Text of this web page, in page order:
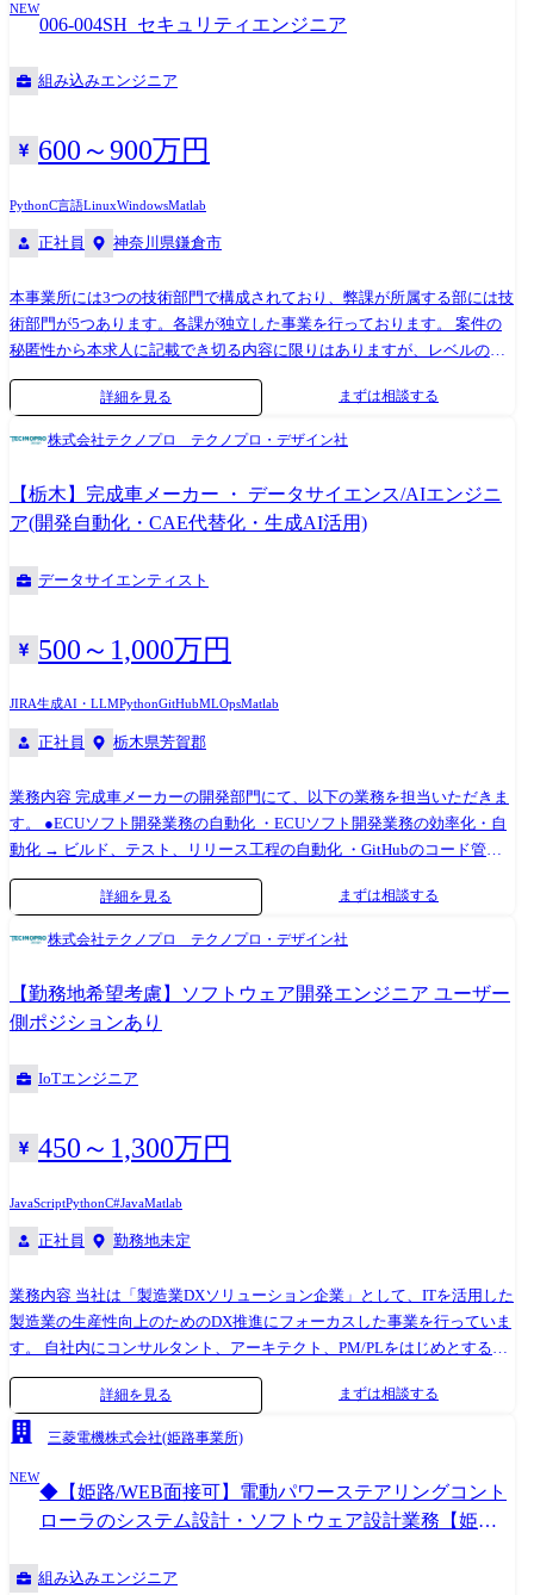
NEW
006-004SH_セキュリティエンジニア
組み込みエンジニア
600～900万円
PythonC言語LinuxWindowsMatlab
正社員 神奈川県鎌倉市
本事業所には3つの技術部門で構成されており、弊課が所属する部には技
術部門が5つあります。各課が独立した事業を行っております。 案件の
秘匿性から本求人に記載でき切る内容に限りはありますが、レベルの高
い案件に携わることができキャリアアップをされたい方には魅力的な案
件に携わるチャンスもございます。 <組織のビジョン・ミッション/活動
方針> 当組織は、主に製品セキュリティを担う部隊です。 昨今のセキュ
となっています。 <業務概要> 今回の募集は、ネットワークセキュリティ
に関するシステム開発業務です。[桜井1] [正加2] <業務詳細> ・ネットワ
ークセキュリティに関する開発案件で三菱電機が納品するサーバーやス
菱電機がメーカーとしてハードウェア側の設計メインであることに対
要件の実現を手がけます。 ・LinuxおよびWindowsをサーバーとし、
AndroidおよびiOSのモバイル端末から通信を行うシステムの構築を担当
Python、Java、C言語、Kotlin、Swiftの開発経験 環境:ソフトウェア開発
組織になります。組織の規模は社員25名、派遣社員が14名。本募集はそ
の中のネットワークシステム開発チームであり、社員8名、協力会社6名
のチームです。 【変更の範囲】会社の定める業務※ ※業務の都合によっ
ては会社外の職務に従事させるため出向又は転任を命じることがある。
詳細を見る まずは相談する
株式会社テクノプロ テクノプロ・デザイン社
【栃木】完成車メーカー ・ データサイエンス/AIエンジニ
ア(開発自動化・CAE代替化・生成AI活用)
データサイエンティスト
500～1,000万円
JIRA生成AI・LLMPythonGitHubMLOpsMatlab
正社員 栃木県芳賀郡
業務内容 完成車メーカーの開発部門にて、以下の業務を担当いただきま
す。 ●ECUソフト開発業務の自動化 ・ECUソフト開発業務の効率化・自
動化 → ビルド、テスト、リリース工程の自動化 ・GitHubのコード管理
の即時実行とClaude連携による解析効率化 → 差分解析、影響範囲推定、
レビュー支援 ・GitHub IssueのAI活用まとめとJIRA起票の自動化 → 課題
基盤構築) **CAE代替化技術(Surrogate/Meta-model)**の構築・運用 → 衝
突・流体などの大規模シミュレーションを高速化する3Dサロゲートモデ
ルの設計・評価 ●シミュレーション最適化 × LLM/生成AI ・シミュレーシ
運用展開 → Copilot Studio連携によるパラメータ探索、感度解析、レポ
ロー自動化(CI/CD連携) ●データプラットフォーム運用 ・Amannectシステ
ムの運用業務 → データ管理、運用ルール整備、問い合わせ対応
詳細を見る まずは相談する
株式会社テクノプロ テクノプロ・デザイン社
【勤務地希望考慮】ソフトウェア開発エンジニア ユーザー
側ポジションあり
IoTエンジニア
450～1,300万円
JavaScriptPythonC#JavaMatlab
正社員 勤務地未定
業務内容 当社は「製造業DXソリューション企業」として、ITを活用した
製造業の生産性向上のためのDX推進にフォーカスした事業を行っていま
す。 自社内にコンサルタント、アーキテクト、PM/PLをはじめとする開
発チームを擁し、顧客の企画構想から開発、導入まで一気通貫で行える
体制を整えています。 特に当社はITエンジニア、ハードウェアエンジニ
ア、AI/データサイエンティスト計8,000名以上が在籍しており、自社開
ています。 こうした技術を軸とした顧客伴走型の課題解決ビジネスや自
社開発技術の提案型開発をさらに強化するため、多くのエンジニアを求
めております。 また当社はメーカーや自社サービス開発企業との取引が
ことも可能です。 主要取引先 デンソー、三菱電機、本田技研工業、日立
詳細を見る まずは相談する
三菱電機株式会社(姫路事業所)
NEW
◆【姫路/WEB面接可】電動パワーステアリングコント
ローラのシステム設計・ソフトウェア設計業務【姫路
組み込みエンジニア